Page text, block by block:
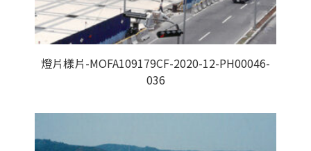
燈片樣片-MOFA109179CF-2020-12-PH00046-
036